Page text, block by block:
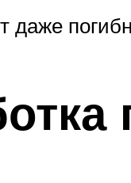
даже